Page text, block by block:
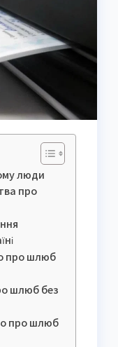
люди
про
про шлюб
шлюб без
про шлюб